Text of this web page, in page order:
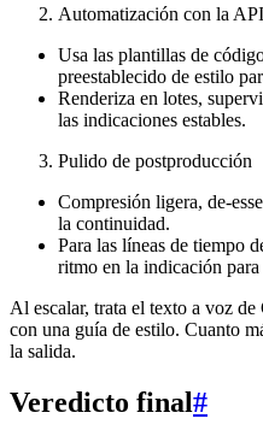
Automatización con la
Usa las plantillas de
preestablecido de estilo
Renderiza en lotes,
las indicaciones estables.
Pulido de postproducción
Compresión ligera,
la continuidad.
Para las líneas de tiempo
ritmo en la indicación
Al escalar, trata el texto a voz
con una guía de estilo. Cuanto
la salida.
Veredicto final#